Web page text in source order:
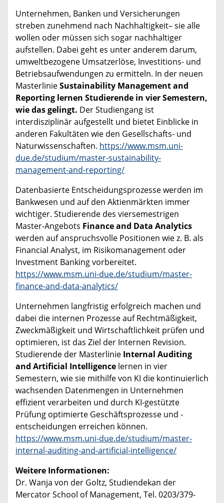
Unternehmen, Banken und Versicherungen
streben zunehmend nach Nachhaltigkeit– sie alle
wollen oder müssen sich sogar nachhaltiger
aufstellen. Dabei geht es unter anderem darum,
umweltbezogene Umsatzerlöse, Investitions- und
Betriebsaufwendungen zu ermitteln. In der neuen
MasterlinieSustainability Management and
Reporting lernen Studierende in vier Semestern,
wie das gelingt. Der Studiengang ist
interdisziplinär aufgestellt und bietet Einblicke in
anderen Fakultäten wie den Gesellschafts- und
Naturwissenschaften. https://www.msm.uni-
due.de/studium/master-sustainability-
management-and-reporting/
Datenbasierte Entscheidungsprozesse werden im
Bankwesen und auf den Aktienmärkten immer
wichtiger. Studierende des viersemestrigen
Master-Angebots Finance and Data Analytics
werden auf anspruchsvolle Positionen wie z. B. als
Financial Analyst, im Risikomanagement oder
Investment Banking vorbereitet.
https://www.msm.uni-due.de/studium/master-
finance-and-data-analytics/
Unternehmen langfristig erfolgreich machen und
dabei die internen Prozesse auf Rechtmäßigkeit,
Zweckmäßigkeit und Wirtschaftlichkeit prüfen und
optimieren, ist das Ziel der Internen Revision.
Studierende der Masterlinie Internal Auditing
and Artificial Intelligence lernen in vier
Semestern, wie sie mithilfe von KI die kontinuierlich
wachsenden Datenmengen in Unternehmen
effizient verarbeiten und durch KI-gestützte
Prüfung optimierte Geschäftsprozesse und -
entscheidungen erreichen können.
https://www.msm.uni-due.de/studium/master-
internal-auditing-and-artificial-intelligence/
Weitere Informationen:
Dr. Wanja von der Goltz, Studiendekan der
Mercator School of Management, Tel. 0203/379-